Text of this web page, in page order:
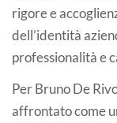
rigore e
dell’identità
professionalità e
Per Bruno De
affrontato come